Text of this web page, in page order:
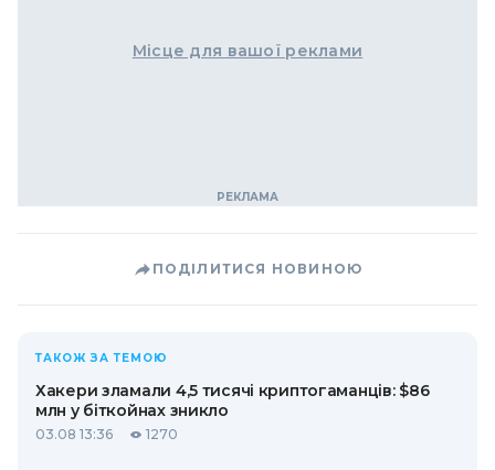
Місце для вашої реклами
ПОДІЛИТИСЯ НОВИНОЮ
ТАКОЖ ЗА ТЕМОЮ
Хакери зламали 4,5 тисячі криптогаманців: $86
млн у біткойнах зникло
03.08 13:36 1270